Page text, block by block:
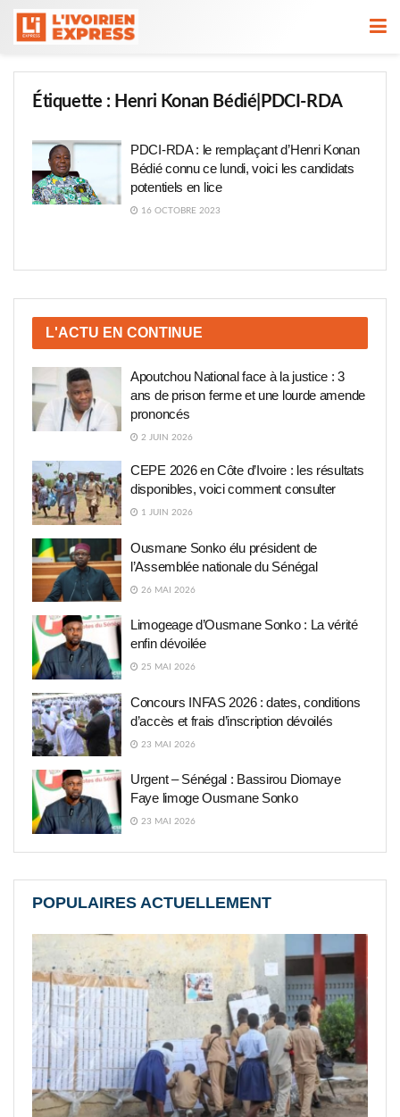
Étiquette : Henri Konan Bédié|PDCI-RDA
PDCI-RDA : le remplaçant d’Henri Konan
Bédié connu ce lundi, voici les candidats
potentiels en lice
16 OCTOBRE 2023
L'ACTU EN CONTINUE
Apoutchou National face à la justice : 3
ans de prison ferme et une lourde amende
prononcés
2 JUIN 2026
CEPE 2026 en Côte d’Ivoire : les résultats
disponibles, voici comment consulter
1 JUIN 2026
Ousmane Sonko élu président de
l’Assemblée nationale du Sénégal
26 MAI 2026
Limogeage d’Ousmane Sonko : La vérité
enfin dévoilée
25 MAI 2026
Concours INFAS 2026 : dates, conditions
d’accès et frais d’inscription dévoilés
23 MAI 2026
Urgent – Sénégal : Bassirou Diomaye
Faye limoge Ousmane Sonko
23 MAI 2026
POPULAIRES ACTUELLEMENT